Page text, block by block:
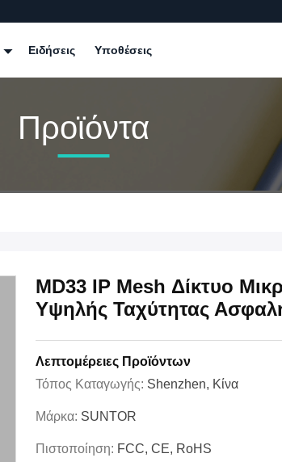
Ειδήσεις Υποθέσεις
Προϊόντα
MD33 IP Mesh Δίκτυο
Υψηλής Ταχύτητας
Λεπτομέρειες Προϊόντων
Τόπος Καταγωγής: Shenzhen, Κίνα
Μάρκα: SUNTOR
Πιστοποίηση: FCC, CE, RoHS